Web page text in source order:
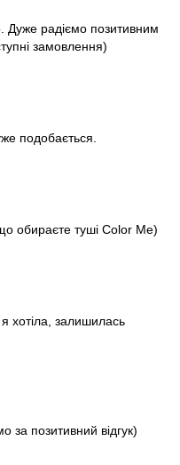
Дуже радіємо позитивним
замовлення)
подобається.
обираєте туші Color Me)
хотіла, залишилась
за позитивний відгук)